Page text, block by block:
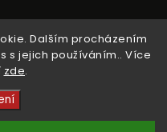
Dalším procházením
s jejich používáním.. Více
zde.